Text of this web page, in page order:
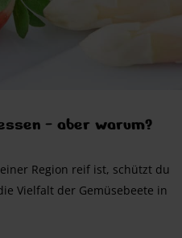
- aber warum?
Region reif ist, schützt du
Vielfalt der Gemüsebeete in